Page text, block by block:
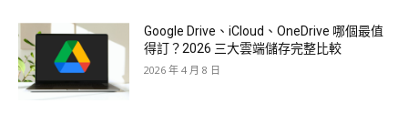
Google Drive、iCloud、OneDrive 哪個最值
得訂？2026 三大雲端儲存完整比較
2026 年 4 月 8 日